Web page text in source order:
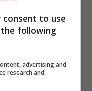
ha dedicato
mentre non
con Ale è
consent to use
following
advertising and
research and